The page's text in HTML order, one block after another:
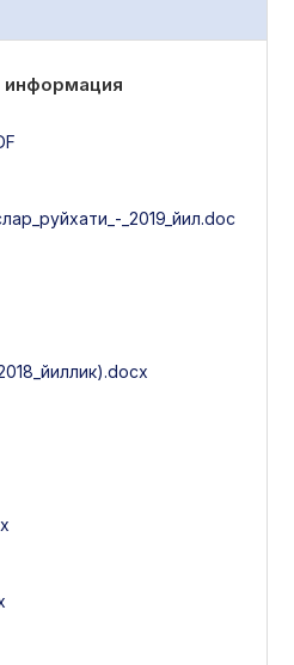
информация
_2019_йил.doc